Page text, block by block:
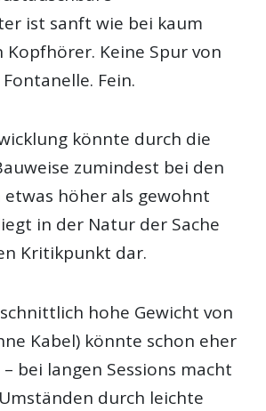
ist sanft wie bei kaum
Keine Spur von
Fein.
könnte durch die
zumindest bei den
höher als gewohnt
in der Natur der Sache
Kritikpunkt dar.
hohe Gewicht von
Kabel) könnte schon eher
bei langen Sessions macht
durch leichte